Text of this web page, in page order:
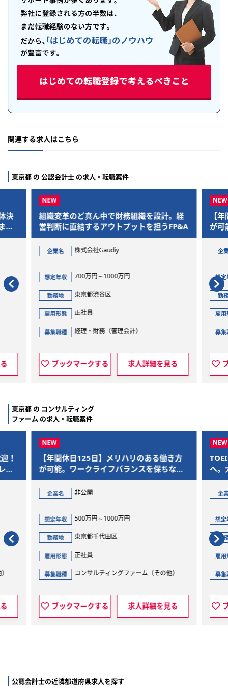
関連する求人はこちら
東京都 の 公認会計士 の求人・転職案件
決
で
組織変革のど真ん中で財務組織を設計。経
営判断に直結するアウトプットを担うFP&A
企業名 株式会社Gaudiy
想定年収 700万円～1000万円
勤務地 東京都渋谷区
雇用形態 正社員
募集職種 経理・財務（管理会計）
ブックマークする 求人詳細を見る
【
が可
ら、
ジェ
企
想定
勤
雇用
募集
東京都 の コンサルティング
ファーム の求人・転職案件
！
ー
【年間休日125日】メリハリのある働き方
が可能。ワークライフバランスを保ちなが
ら、M&Aを通じた社会的意義の大きいプロ
ジェクトに参画できます
企業名 非公開
想定年収 500万円～1000万円
勤務地 東京都千代田区
雇用形態 正社員
募集職種 コンサルティングファーム（その他）
ブックマークする 求人詳細を見る
へ。
準の
企
想定
勤
雇用
募集
公認会計士の近隣都道府県求人を探す